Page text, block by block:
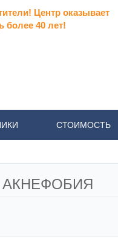
Центр оказывает
более 40 лет!
СТОИМОСТЬ